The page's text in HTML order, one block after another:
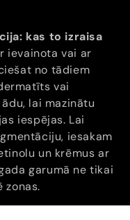
kas to izraisa
ievainota vai ar
no tādiem
vai
lai mazinātu
iespējas. Lai
iesakam
un krēmus ar
garumā ne tikai
zonas.